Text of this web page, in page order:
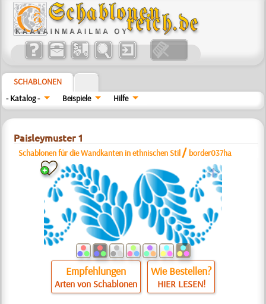
SCHABLONEN
- Katalog -
Beispiele Hilfe
Paisleymuster 1
Schablonen für die Wandkanten in ethnischen Stil / border037ha
a
Empfehlungen
Arten von Schablonen
Wie Bestellen?
HIER LESEN!